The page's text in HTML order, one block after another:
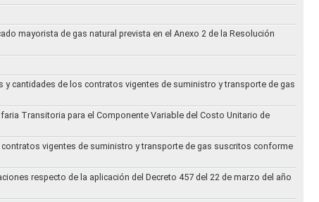
mayorista de gas natural prevista en el Anexo 2 de la Resolución
cantidades de los contratos vigentes de suministro y transporte de gas
Transitoria para el Componente Variable del Costo Unitario de
vigentes de suministro y transporte de gas suscritos conforme
respecto de la aplicación del Decreto 457 del 22 de marzo del año